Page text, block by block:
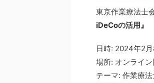
東京作業療法士
iDeCoの活用』
日時: 2024年2
場所: オンライン
テーマ: 作業療